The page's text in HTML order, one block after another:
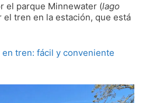
el parque Minnewater (lago
el tren en la estación, que está
tren: fácil y conveniente